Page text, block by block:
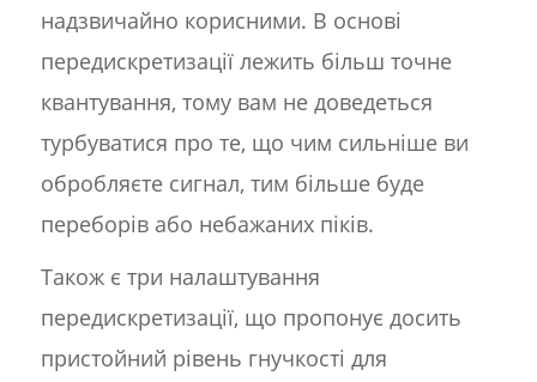
надзвичайно корисними. В основі
передискретизації лежить більш точне
квантування, тому вам не доведеться
турбуватися про те, що чим сильніше ви
обробляєте сигнал, тим більше буде
переборів або небажаних піків.
Також є три налаштування
передискретизації, що пропонує досить
пристойний рівень гнучкості для